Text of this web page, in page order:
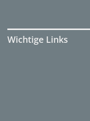
Wichtige Links